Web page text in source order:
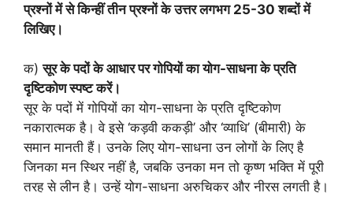
प्रश्नों में से किन्हीं तीन प्रश्नों के उत्तर लगभग 25-30 शब्दों में
लिखिए।
क)सूर के पदों के आधार पर गोपियों का योग-साधना के प्रति
दृष्टिकोण स्पष्ट करें।
सूर के पदों में गोपियों का योग-साधना के प्रति दृष्टिकोण
नकारात्मक है। वे इसे ‘कड़वी ककड़ी’ और ‘व्याधि’ (बीमारी) के
समान मानती हैं। उनके लिए योग-साधना उन लोगों के लिए है
जिनका मन स्थिर नहीं है, जबकि उनका मन तो कृष्ण भक्ति में पूरी
तरह से लीन है। उन्हें योग-साधना अरुचिकर और नीरस लगती है।